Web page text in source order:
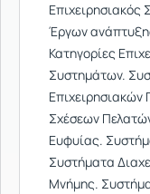
Επιχειρησιακός
Έργων
Κατηγορίες
Συστημάτων.
Σχέσεων
Ευφυίας.
Συστήματα
Μνήμης.